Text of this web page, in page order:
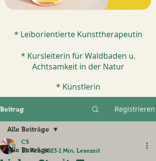
* Leiborientierte Kunsttherapeutin
* Kursleiterin für Waldbaden u.
Achtsamkeit in der Natur
* Künstlerin​
Beitrag Registrieren
Alle Beiträge
Alle Beiträge
CS
13. Feb. 2023 1 Min. Lesezeit